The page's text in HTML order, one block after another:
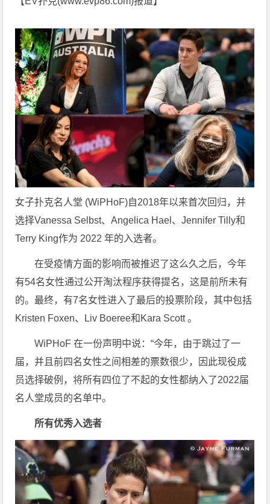
女子扑克名人堂 (WiPHoF)自2018年以来首次回归，并
选择Vanessa Selbst、Angelica Hael、Jennifer Tilly和
Terry King作为 2022 年的入选者。
在受疫情方面的影响而被推迟了这么久之后，今年
有54名女性通过公开淘汰程序获得提名，这是前所未有
的。最终，有7名女性进入了最后的投票阶段，其中包括
Kristen Foxen、Liv Boeree和Kara Scott 。
WiPHoF 在一份声明中说：“今年，由于跳过了一
届，并且前四名女性之间相差的票数很少，因此现役成
员选择破例，将所有四位了不起的女性都纳入了2022届
名人堂成员的名单中。
所有优秀入选者